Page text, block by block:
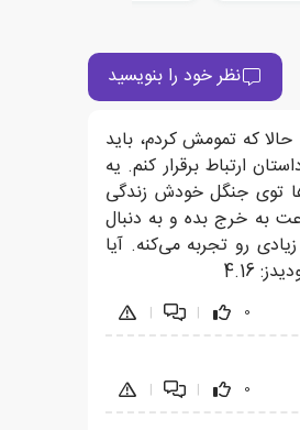
نظر خود را بنویسید
که تمومش کردم، باید
ارتباط برقرار کنم. یه
توی جنگل خودش زندگی
به خرج بده و به دنبال
رو تجربه می‌کنه. آیا
4.16
0
|
|
0
|
|